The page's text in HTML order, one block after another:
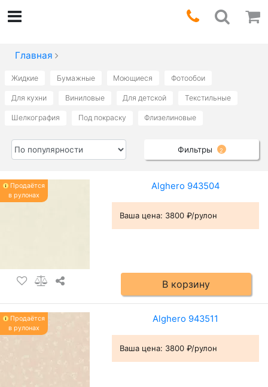
Главная
Жидкие Бумажные Моющиеся Фотообои
Для кухни Виниловые Для детской Текстильные
Шелкография Под покраску Флизелиновые
Фильтры 2
Продаётся
в рулонах
Alghero 943504
Ваша цена: 3800 ₽/рулон
В корзину
Продаётся
в рулонах
Alghero 943511
Ваша цена: 3800 ₽/рулон